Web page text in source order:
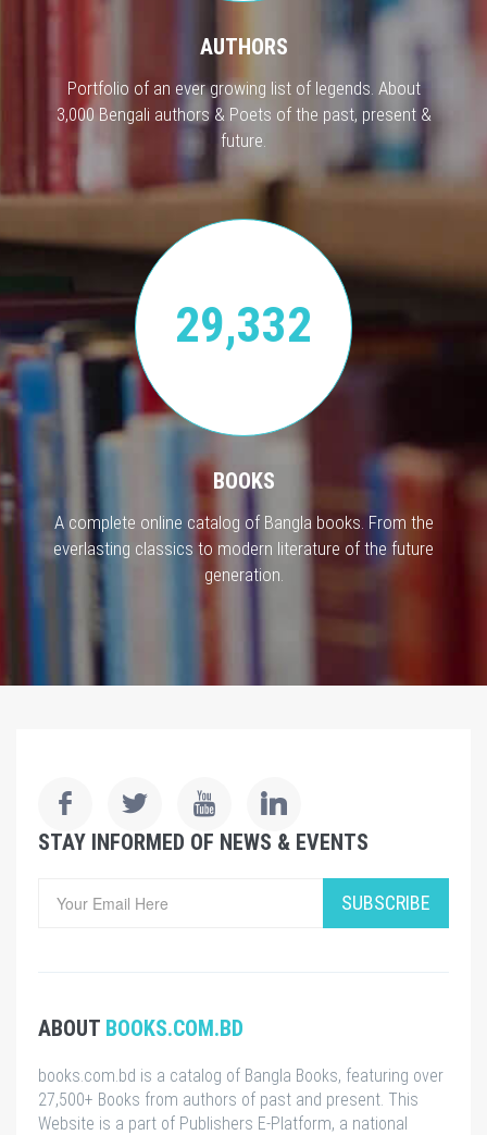
AUTHORS
Portfolio of an ever growing list of legends. About
3,000 Bengali authors & Poets of the past, present &
future.
29,332
BOOKS
A complete online catalog of Bangla books. From the
everlasting classics to modern literature of the future
generation.
STAY INFORMED OF NEWS & EVENTS
SUBSCRIBE
ABOUT BOOKS.COM.BD
books.com.bd is a catalog of Bangla Books, featuring over
27,500+ Books from authors of past and present. This
Website is a part of Publishers E-Platform, a national